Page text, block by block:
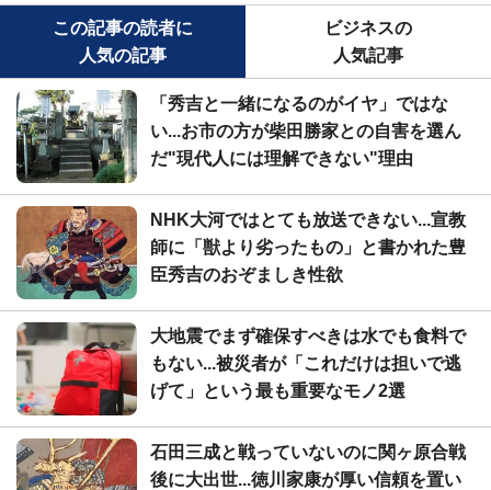
この記事の読者に
人気の記事
ビジネスの
人気記事
「秀吉と一緒になるのがイヤ」ではな
い...お市の方が柴田勝家との自害を選ん
だ"現代人には理解できない"理由
NHK大河ではとても放送できない...宣教
師に「獣より劣ったもの」と書かれた豊
臣秀吉のおぞましき性欲
大地震でまず確保すべきは水でも食料で
もない...被災者が「これだけは担いで逃
げて」という最も重要なモノ2選
石田三成と戦っていないのに関ヶ原合戦
後に大出世...徳川家康が厚い信頼を置い